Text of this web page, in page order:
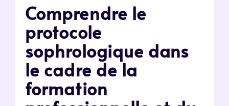
Comprendre le
protocole
sophrologique dans
le cadre de la
formation